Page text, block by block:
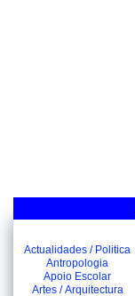
Actualidades / Politica
Antropologia
Apoio Escolar
Artes / Arquitectura